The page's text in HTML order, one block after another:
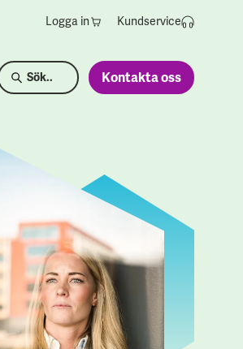
Logga in Kundservice
Kontakta oss